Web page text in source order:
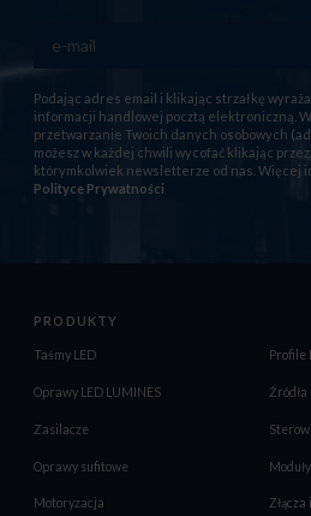
Podając adres email i klikając strzałkę
informacji handlowej pocztą elektroniczną.
przetwarzanie Twoich danych osobowych
możesz w każdej chwili wycofać klikając
którymkolwiek newsletterze od nas. Więcej
Polityce Prywatności
PRODUKTY
Taśmy LED Profile
Oprawy LED LUMINES Źródła
Zasilacze
Oprawy sufitowe Moduły
Motoryzacja